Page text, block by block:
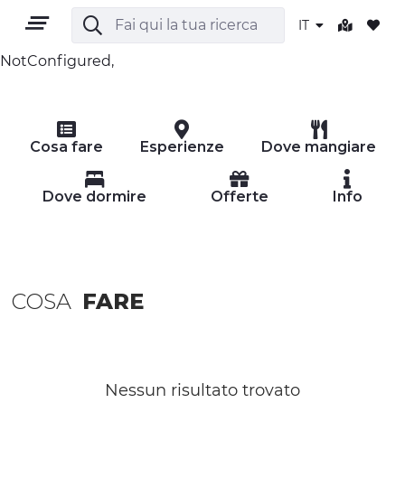
IT
OUTDOOR
NATURA E BENESSERE
NotConfigured,
Cosa fare Esperienze Dove mangiare
Dove dormire Offerte Info
COSA FARE
Nessun risultato trovato